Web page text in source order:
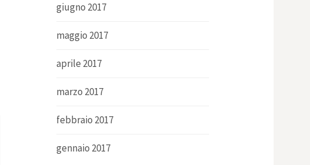
giugno 2017
maggio 2017
aprile 2017
marzo 2017
febbraio 2017
gennaio 2017